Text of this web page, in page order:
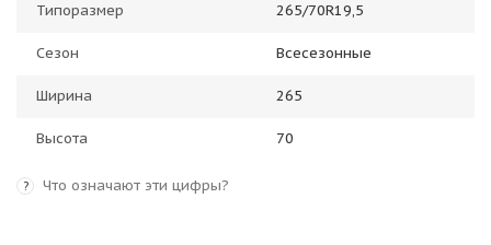
Типоразмер 265/70R19,5
Сезон Всесезонные
Ширина 265
Высота 70
? Что означают эти цифры?